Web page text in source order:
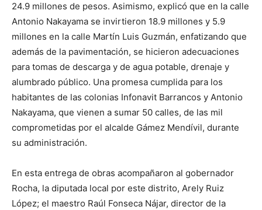
24.9 millones de pesos. Asimismo, explicó que en la calle
Antonio Nakayama se invirtieron 18.9 millones y 5.9
millones en la calle Martín Luis Guzmán, enfatizando que
además de la pavimentación, se hicieron adecuaciones
para tomas de descarga y de agua potable, drenaje y
alumbrado público. Una promesa cumplida para los
habitantes de las colonias Infonavit Barrancos y Antonio
Nakayama, que vienen a sumar 50 calles, de las mil
comprometidas por el alcalde Gámez Mendívil, durante
su administración.
En esta entrega de obras acompañaron al gobernador
Rocha, la diputada local por este distrito, Arely Ruiz
López; el maestro Raúl Fonseca Nájar, director de la